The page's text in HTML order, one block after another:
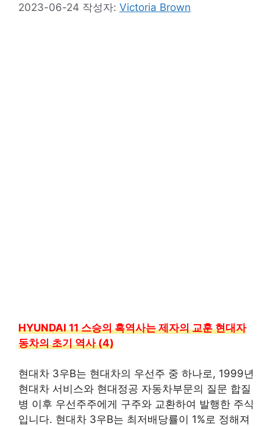
2023-06-24 작성자: Victoria Brown
HYUNDAI 11 스승의 흑역사는 제자의 교훈 현대자
동차의 초기 역사 (4)
현대차 3우B는 현대차의 우선주 중 하나로, 1999년
현대차 서비스와 현대정공 자동차부문의 질문 합질
병 이후 우선주주에게 구주와 교환하여 발행한 주식
입니다. 현대차 3우B는 최저배당률이 1%로 정해져